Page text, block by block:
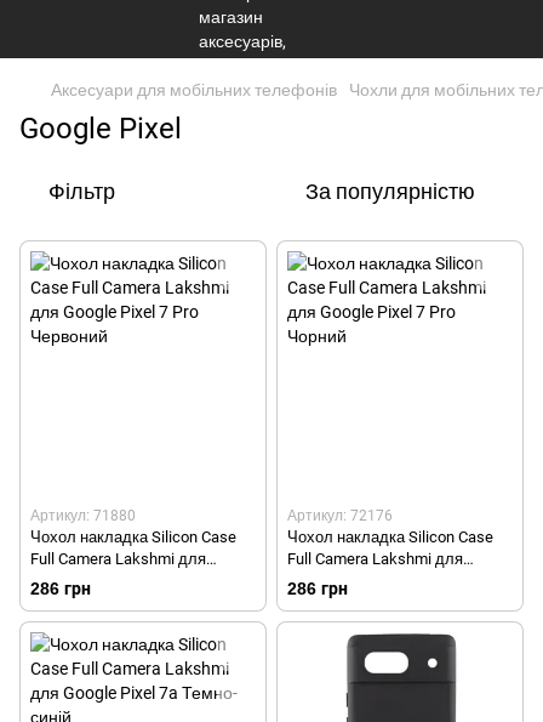
Аксесуари для мобільних телефонів Чохли для мобільних
Google Pixel
Фільтр За популярністю
Артикул: 71880
Чохол накладка Silicon Case
Full Camera Lakshmi для
Google Pixel 7 Pro Червоний
286 грн
Артикул: 72176
Чохол накладка Silicon Case
Full Camera Lakshmi для
Google Pixel 7 Pro Чорний
286 грн